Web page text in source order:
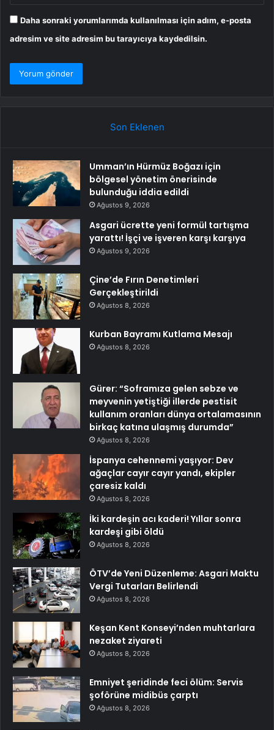
Daha sonraki yorumlarımda kullanılması için adım, e-posta
adresim ve site adresim bu tarayıcıya kaydedilsin.
Son Eklenen
Umman’ın Hürmüz Boğazı için
bölgesel yönetim önerisinde
bulunduğu iddia edildi
Ağustos 9, 2026
Asgari ücrette yeni formül tartışma
yarattı! İşçi ve işveren karşı karşıya
Ağustos 9, 2026
Çine’de Fırın Denetimleri
Gerçekleştirildi
Ağustos 8, 2026
Kurban Bayramı Kutlama Mesajı
Ağustos 8, 2026
Gürer: “Soframıza gelen sebze ve
meyvenin yetiştiği illerde pestisit
kullanım oranları dünya ortalamasının
birkaç katına ulaşmış durumda”
Ağustos 8, 2026
İspanya cehennemi yaşıyor: Dev
ağaçlar cayır cayır yandı, ekipler
çaresiz kaldı
Ağustos 8, 2026
İki kardeşin acı kaderi! Yıllar sonra
kardeşi gibi öldü
Ağustos 8, 2026
ÖTV’de Yeni Düzenleme: Asgari Maktu
Vergi Tutarları Belirlendi
Ağustos 8, 2026
Keşan Kent Konseyi’nden muhtarlara
nezaket ziyareti
Ağustos 8, 2026
Emniyet şeridinde feci ölüm: Servis
şoförüne midibüs çarptı
Ağustos 8, 2026